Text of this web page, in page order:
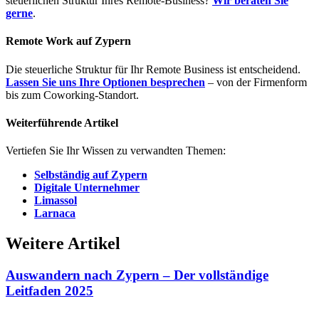
gerne.
Remote Work auf Zypern
Die steuerliche Struktur für Ihr Remote Business ist entscheidend.
Lassen Sie uns Ihre Optionen besprechen – von der Firmenform
bis zum Coworking-Standort.
Weiterführende Artikel
Vertiefen Sie Ihr Wissen zu verwandten Themen:
Selbständig auf Zypern
Digitale Unternehmer
Limassol
Larnaca
Weitere Artikel
Auswandern nach Zypern – Der vollständige
Leitfaden 2025